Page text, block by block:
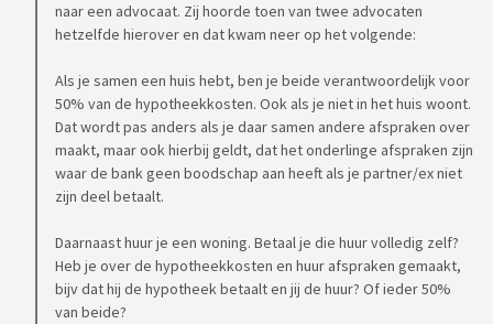
naar een advocaat. Zij hoorde toen van twee advocaten
hetzelfde hierover en dat kwam neer op het volgende:
Als je samen een huis hebt, ben je beide verantwoordelijk voor
50% van de hypotheekkosten. Ook als je niet in het huis woont.
Dat wordt pas anders als je daar samen andere afspraken over
maakt, maar ook hierbij geldt, dat het onderlinge afspraken zijn
waar de bank geen boodschap aan heeft als je partner/ex niet
zijn deel betaalt.
Daarnaast huur je een woning. Betaal je die huur volledig zelf?
Heb je over de hypotheekkosten en huur afspraken gemaakt,
bijv dat hij de hypotheek betaalt en jij de huur? Of ieder 50%
van beide?